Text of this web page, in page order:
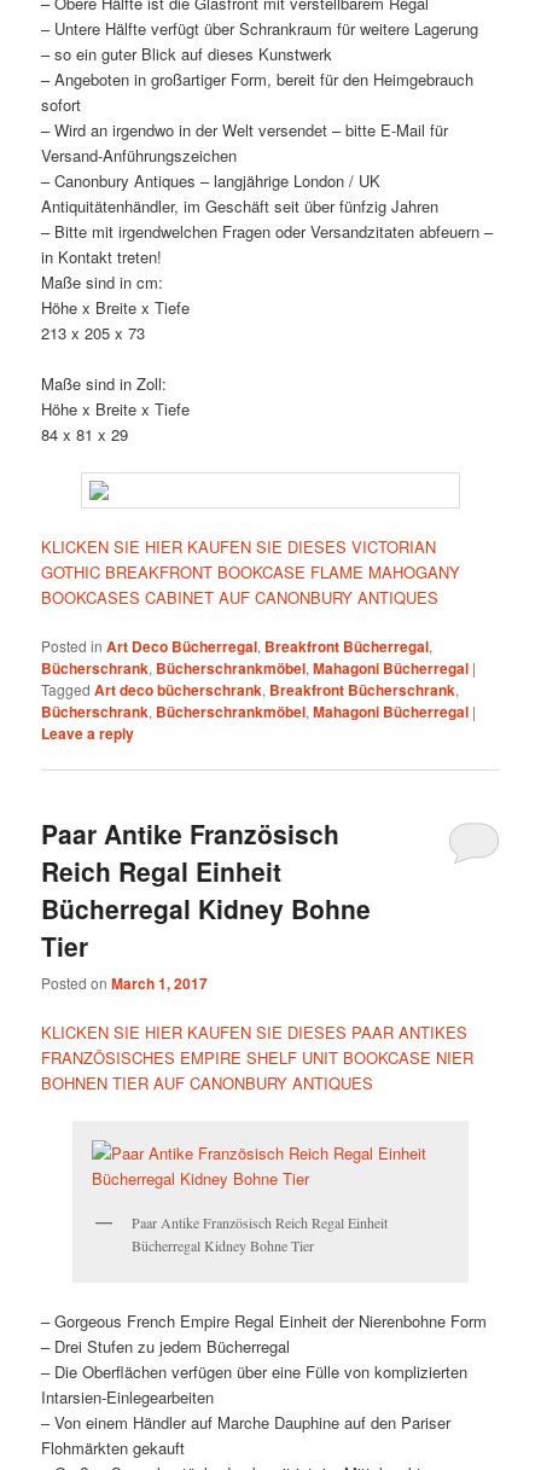
– Untere Hälfte verfügt über Schrankraum für weitere Lagerung
– so ein guter Blick auf dieses Kunstwerk
– Angeboten in großartiger Form, bereit für den Heimgebrauch
sofort
– Wird an irgendwo in der Welt versendet – bitte E-Mail für
Versand-Anführungszeichen
– Canonbury Antiques – langjährige London / UK
Antiquitätenhändler, im Geschäft seit über fünfzig Jahren
– Bitte mit irgendwelchen Fragen oder Versandzitaten abfeuern –
in Kontakt treten!
Maße sind in cm:
Höhe x Breite x Tiefe
213 x 205 x 73
Maße sind in Zoll:
Höhe x Breite x Tiefe
84 x 81 x 29
KLICKEN SIE HIER KAUFEN SIE DIESES VICTORIAN
GOTHIC BREAKFRONT BOOKCASE FLAME MAHOGANY
BOOKCASES CABINET AUF CANONBURY ANTIQUES
Posted in Art Deco Bücherregal, Breakfront Bücherregal,
Bücherschrank, Bücherschrankmöbel,Mahagoni Bücherregal |
Tagged Art deco bücherschrank, Breakfront Bücherschrank,
Bücherschrank, Bücherschrankmöbel,Mahagoni Bücherregal |
Leave a reply
Paar Antike Französisch
Reich Regal Einheit
Bücherregal Kidney Bohne
Tier
Posted onMarch 1, 2017
KLICKEN SIE HIER KAUFEN SIE DIESES PAAR ANTIKES
FRANZÖSISCHES EMPIRE SHELF UNIT BOOKCASE NIER
BOHNEN TIER AUF CANONBURY ANTIQUES
Paar Antike Französisch Reich Regal Einheit
Bücherregal Kidney Bohne Tier
– Gorgeous French Empire Regal Einheit der Nierenbohne Form
– Drei Stufen zu jedem Bücherregal
– Die Oberflächen verfügen über eine Fülle von komplizierten
Intarsien-Einlegearbeiten
– Von einem Händler auf Marche Dauphine auf den Pariser
Flohmärkten gekauft